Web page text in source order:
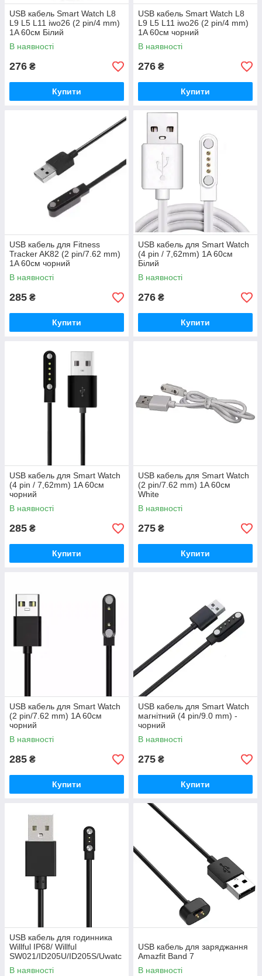
USB кабель Smart Watch L8
L9 L5 L11 iwo26 (2 pin/4 mm)
1A 60см Білий
В наявності
276 ₴
Купити
USB кабель Smart Watch L8
L9 L5 L11 iwo26 (2 pin/4 mm)
1A 60см чорний
В наявності
276 ₴
Купити
USB кабель для Fitness
Tracker AK82 (2 pin/7.62 mm)
1A 60см чорний
В наявності
285 ₴
Купити
USB кабель для Smart Watch
(4 pin / 7,62mm) 1A 60см
Білий
В наявності
276 ₴
Купити
USB кабель для Smart Watch
(4 pin / 7,62mm) 1A 60см
чорний
В наявності
285 ₴
Купити
USB кабель для Smart Watch
(2 pin/7.62 mm) 1A 60см
White
В наявності
275 ₴
Купити
USB кабель для Smart Watch
(2 pin/7.62 mm) 1A 60см
чорний
В наявності
285 ₴
Купити
USB кабель для Smart Watch
магнітний (4 pin/9.0 mm) -
чорний
В наявності
275 ₴
Купити
USB кабель для годинника
Willful IP68/ Willful
SW021/ID205U/ID205S/Uwatc
h 3/Uwatch Ufit
В наявності
USB кабель для заряджання
Amazfit Band 7
В наявності